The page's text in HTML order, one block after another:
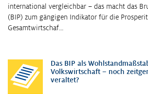
international vergleichbar – das macht das
(BIP) zum gängigen Indikator für die
Gesamtwirtschaf…
Das BIP als
Volkswirtschaft – noch
veraltet?